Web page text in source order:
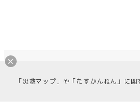
© 一般社団法人地域情報共創センタ
「災救マップ」や「たすかんねん」に